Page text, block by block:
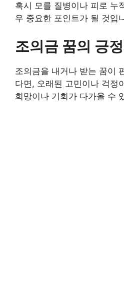
혹시 모를 질병이나 피로 누
우 중요한 포인트가 될 것입
조의금 꿈의 긍
조의금을 내거나 받는 꿈이
다면, 오래된 고민이나 걱정
희망이나 기회가 다가올 수